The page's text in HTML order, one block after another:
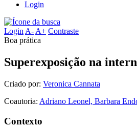
Login
Login A- A+ Contraste
Boa prática
Superexposição na
Criado por: Veronica Cannata
Coautoria: Adriano Leonel, Barbara
Contexto